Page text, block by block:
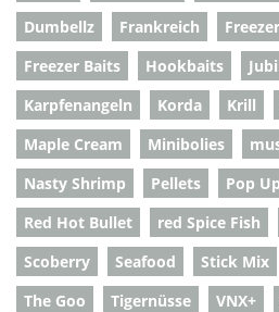
Dumbellz
Frankreich Freezer
Freezer Baits
Hookbaits
Karpfenangeln
Korda Krill
Maple Cream
Minibolies
Nasty Shrimp
Pellets Pop Up
Red Hot Bullet
red Spice Fish
Scoberry
Seafood Stick Mix
The Goo
Tigernüsse VNX+